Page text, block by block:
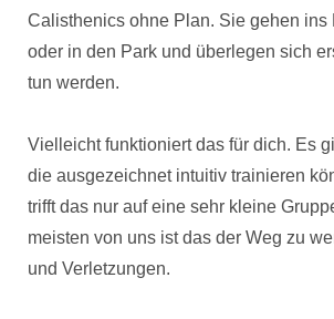
Calisthenics ohne Plan. Sie gehen ins
oder in den Park und überlegen sich
tun werden.
Vielleicht funktioniert das für dich. Es
die ausgezeichnet intuitiv trainieren
trifft das nur auf eine sehr kleine
meisten von uns ist das der Weg zu
und Verletzungen.